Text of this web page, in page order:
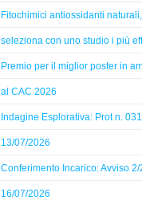
Fitochimici antiossidanti
seleziona con uno studio i più
Premio per il miglior poster in
al CAC 2026
Indagine Esplorativa: Prot n.
13/07/2026
Conferimento Incarico: Avviso
16/07/2026